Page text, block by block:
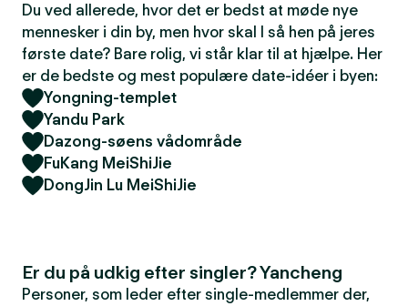
Du ved allerede, hvor det er bedst at møde nye
mennesker i din by, men hvor skal I så hen på jeres
første date? Bare rolig, vi står klar til at hjælpe. Her
er de bedste og mest populære date-idéer i byen:
Yongning-templet
Yandu Park
Dazong-søens vådområde
FuKang MeiShiJie
DongJin Lu MeiShiJie
Er du på udkig efter singler? Yancheng
Personer, som leder efter single-medlemmer der,